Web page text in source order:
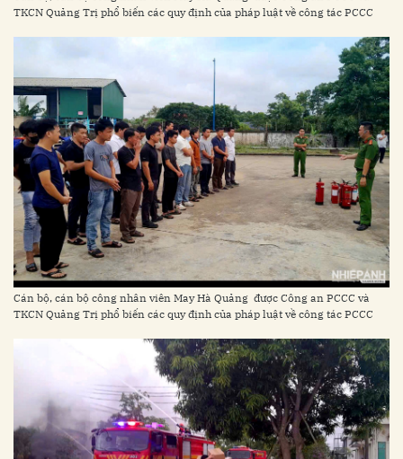
TKCN Quảng Trị phổ biến các quy định của pháp luật về công tác PCCC
Cán bộ, cán bộ công nhân viên May Hà Quảng được Công an PCCC và
TKCN Quảng Trị phổ biến các quy định của pháp luật về công tác PCCC